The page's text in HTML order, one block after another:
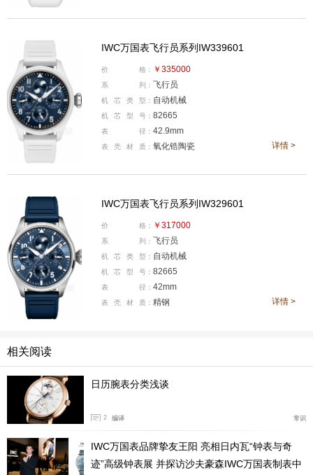
来，馆内收藏并展出230多件经过精心挑选的展品。它并
不只是一个展示古董腕表的空间，更承担着连接品牌历史
与公众体验的角色，在David和团队的规划下，博物馆的
使命逐渐变得清晰：通过展览、档案与教育内容，让参观
者在了解制表工艺与品牌发展脉络的同时，真正与万国建
立情感上的联系。
对于David来说，讲述万国的历史当然是他的日常工
作，但更打动他的，或许是帮助人们重新发现一枚腕表背
后独特故事的过程。每一枚表都可能对应着一个时代、一
项技术选择、一段个人记忆，甚至是一段家族传承。而博
物馆馆长的工作，正是将这些散落在时间中的线索重新整
理出来，让它们被看见、被理解，也被继续传递下去。
IWC万国表飞行员系列IW339601
价 格： ￥335000
系 列： 飞行员
机 芯 类 型： 自动机械
机 芯 型 号： 82665
表 径： 42.9mm
表 壳 材 质： 氧化锆陶瓷 详情 >
IWC万国表飞行员系列IW329601
价 格： ￥317000
系 列： 飞行员
机 芯 类 型： 自动机械
机 芯 型 号： 82665
表 径： 42mm
表 壳 材 质： 精钢 详情 >
相关阅读
日历腕表分类浅谈
2 编译 常识
IWC万国表品牌挚友王阳 亮相日内瓦“钟表与奇
迹”高级钟表展 并探访沙夫豪森IWC万国表制表中